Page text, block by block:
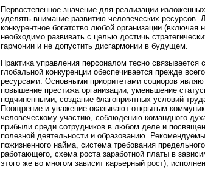
Первостепенное значение для реализации
уделять внимание развитию человеческих ресурсов.
конкурентное богатство любой организации
необходимо развивать с целью достичь
гармонии и не допустить дисгармонии в будущем.
Практика управления персоналом тесно связывается
глобальной конкуренции обеспечивается прежде
ресурсами. Основными приоритетами социоров
повышение престижа организации, уменьшение
подчиненными, создание благоприятных условий
Поощрение и уважение оказывают открытым
человеческому участию, соблюдению командного
прибыли среди сотрудников в любом деле и
полезной деятельности и образованию.
пожизненного найма, система требования
работающего, схема роста заработной платы в
этого же во многом зависит карьерный рост);